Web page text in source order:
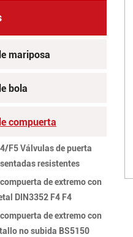
mariposa
bola
compuerta
F5 Válvulas de puerta
resistentes
de extremo con
DIN3352 F4 F4
de extremo con
no subida BS5150